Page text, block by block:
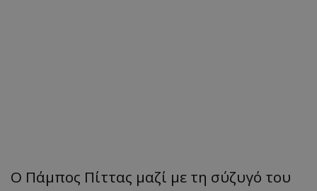
Ο Πάμπος Πίττας μαζί με τη σύζυγό του